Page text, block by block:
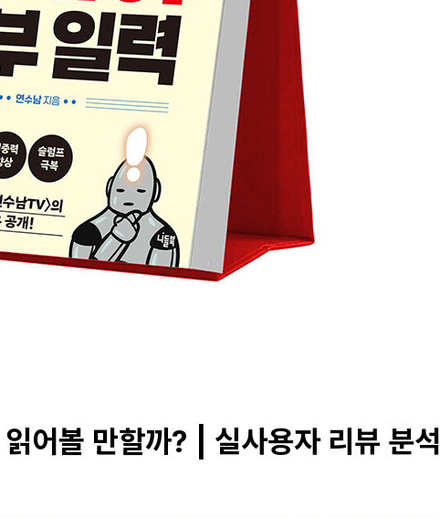
어볼 만할까? | 실사용자 리뷰 분석